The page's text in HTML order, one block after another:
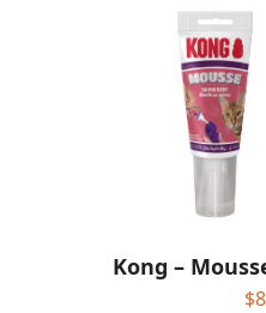
Kong –
$